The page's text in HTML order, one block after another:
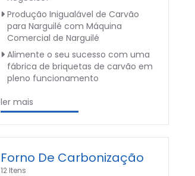
Produção Inigualável de Carvão
para Narguilé com Máquina
Comercial de Narguilé
Alimente o seu sucesso com uma
fábrica de briquetas de carvão em
pleno funcionamento
ler mais
Forno De Carbonização
12 Itens